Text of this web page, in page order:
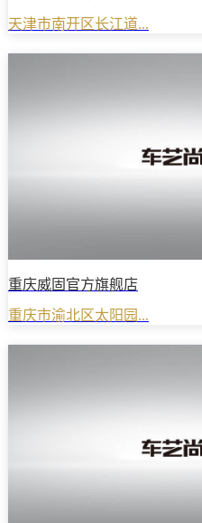
天津市南开区长江道...
重庆威固官方旗舰店
重庆市渝北区太阳园...